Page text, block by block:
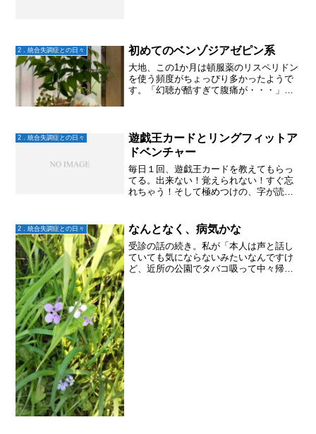
2．統合失調症との日々 初めてのベンゾジアゼピン系
大地、この1か月は頓服薬のリスペリドン
を使う頻度がちょっぴり多かったようで
す。「幻聴が酷すぎて腹痛が・・・」
で。。。」「フラッシュバ...
2．統合失調症との日々
遊戯王カードとリングフィットア
ドベンチャー
毎日１回、遊戯王カードを教えてもらっ
てる。出来ない！覚えられない！すぐ忘
れちゃう！そして極めつけの、字が読め
知機能の低下が自分より酷いことに気が
付き、さすがに哀れんでく...
2．統合失調症との日々 なんとなく、病気かな
受診の話の続き。私が「本人は声と話し
ていても気にならないみたいなんですけ
ど、近所の公園でタバコ吸って中々帰っ